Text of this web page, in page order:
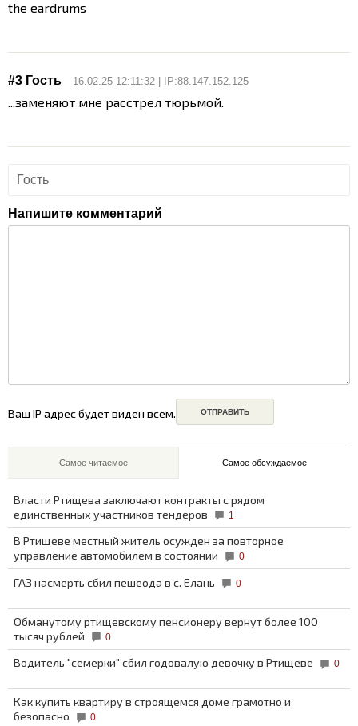
the eardrums
#3 Гость 16.02.25 12:11:32 | IP:88.147.152.125
...заменяют мне расстрел тюрьмой.
Напишите комментарий
Ваш IP адрес будет виден всем.
Самое читаемое Самое обсуждаемое
Власти Ртищева заключают контракты с рядом
единственных участников тендеров
1
В Ртищеве местный житель осужден за повторное
управление автомобилем в состоянии
0
ГАЗ насмерть сбил пешеода в с. Елань 0
Обманутому ртищевскому пенсионеру вернут более 100
тысяч рублей
0
Водитель "семерки" сбил годовалую девочку в Ртищеве 0
Как купить квартиру в строящемся доме грамотно и
безопасно
0